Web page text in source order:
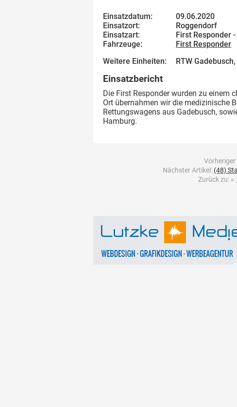
Einsatzdatum:
09.06.2020
Einsatzort:
Roggendorf
Einsatzart:
First Responder
Fahrzeuge:
First Responder
Weitere Einheiten:
RTW
Einsatzbericht
Die First Responder wurden zu einem
Ort übernahmen wir die medizinische
Rettungswagens aus Gadebusch,
Hamburg.
Vorheriger
Nächster Artikel: (48)
Zurück zu: »